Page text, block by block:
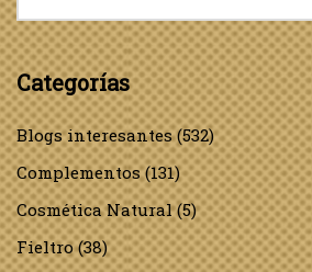
Categorías
Blogs interesantes(532)
Complementos(131)
Cosmética Natural(5)
Fieltro(38)